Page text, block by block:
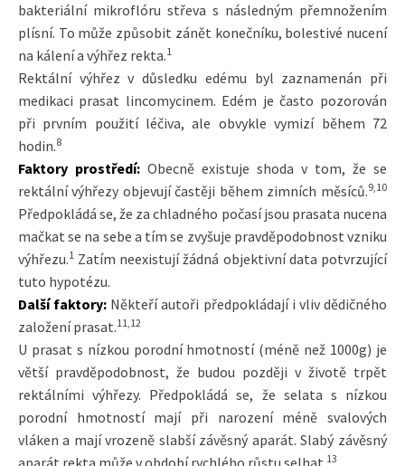
bakteriální mikroflóru střeva s následným přemnožením
plísní. To může způsobit zánět konečníku, bolestivé nucení
na kálení a výhřez rekta.1
Rektální výhřez v důsledku edému byl zaznamenán při
medikaci prasat lincomycinem. Edém je často pozorován
při prvním použití léčiva, ale obvykle vymizí během 72
hodin.8
Faktory prostředí: Obecně existuje shoda v tom, že se
rektální výhřezy objevují častěji během zimních měsíců.9,10
Předpokládá se, že za chladného počasí jsou prasata nucena
mačkat se na sebe a tím se zvyšuje pravděpodobnost vzniku
výhřezu.1 Zatím neexistují žádná objektivní data potvrzující
tuto hypotézu.
Další faktory: Někteří autoři předpokládají i vliv dědičného
založení prasat.11,12
U prasat s nízkou porodní hmotností (méně než 1000g) je
větší pravděpodobnost, že budou později v životě trpět
rektálními výhřezy. Předpokládá se, že selata s nízkou
porodní hmotností mají při narození méně svalových
vláken a mají vrozeně slabší závěsný aparát. Slabý závěsný
13